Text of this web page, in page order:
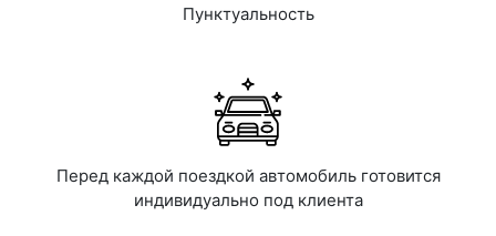
Пунктуальность
Перед каждой поездкой автомобиль готовится
индивидуально под клиента